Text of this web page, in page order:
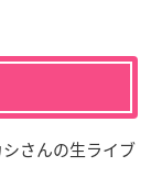
さんの生ライブ